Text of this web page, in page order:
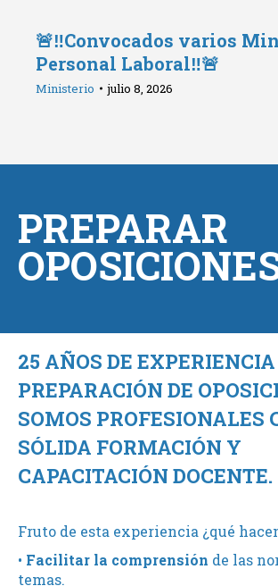
🚨‼️Convocados varios
Personal Laboral‼️🚨
Ministerio julio 8, 2026
PREPARAR
25 AÑOS DE
PREPARACIÓN DE
SOMOS PROFESIONALES
SÓLIDA FORMACIÓN Y
CAPACITACIÓN DOCENTE.
Fruto de esta experiencia ¿qué
• Facilitar la comprensión de las
temas.